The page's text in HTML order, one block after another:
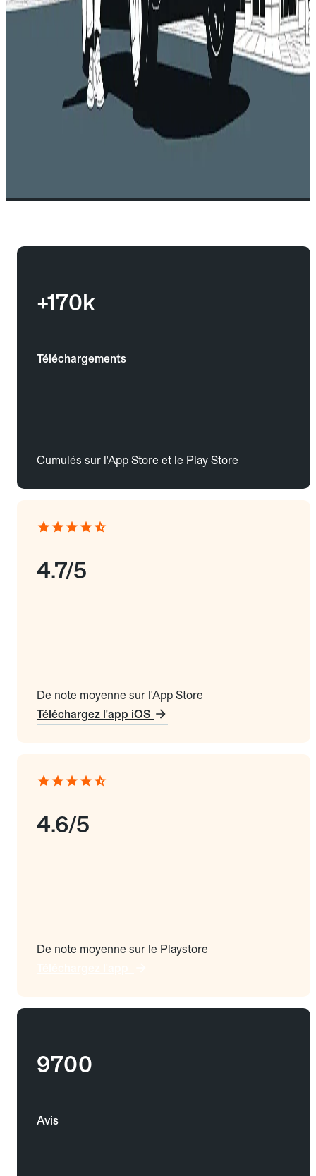
+170k
Téléchargements
Cumulés sur l'App Store et le Play Store
4.7/5
De note moyenne sur l'App Store
Téléchargez l'app iOS
4.6/5
De note moyenne sur le Playstore
9700
Avis